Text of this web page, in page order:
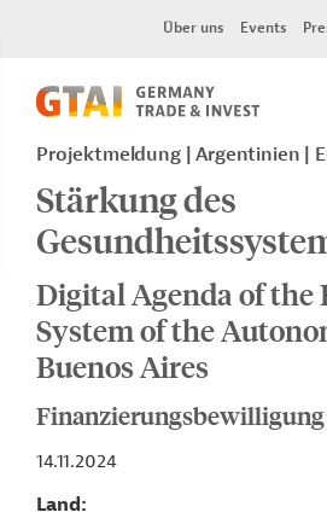
Über uns Events
Projektmeldung Argentinien
Stärkung des
Digital Agenda of the
System of the
Buenos Aires
Finanzierungsbewilligung
14.11.2024
Land